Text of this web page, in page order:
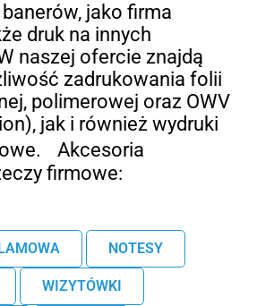
jako firma
druk na innych
naszej ofercie znajdą
zadrukowania folii
polimerowej oraz OWV
jak i również wydruki
Akcesoria
firmowe:
NOTESY
WIZYTÓWKI